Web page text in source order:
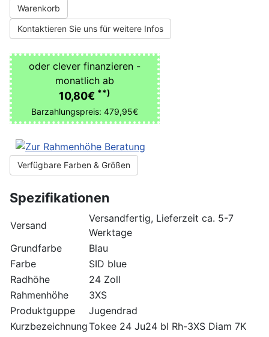
Warenkorb
Kontaktieren Sie uns für weitere Infos
oder clever finanzieren -
monatlich ab
10,80€ **)
Barzahlungspreis: 479,95€
Verfügbare Farben & Größen
Spezifikationen
Versand
Versandfertig, Lieferzeit ca. 5-7
Werktage
Grundfarbe
Blau
Farbe
SID blue
Radhöhe
24 Zoll
Rahmenhöhe
3XS
Produktguppe
Jugendrad
KurzbezeichnungTokee 24 Ju24 bl Rh-3XS Diam 7K